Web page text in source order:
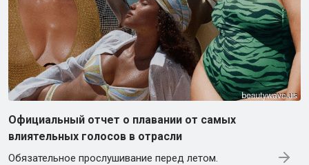
Официальный отчет о плавании от самых
влиятельных голосов в отрасли
Обязательное прослушивание перед летом.